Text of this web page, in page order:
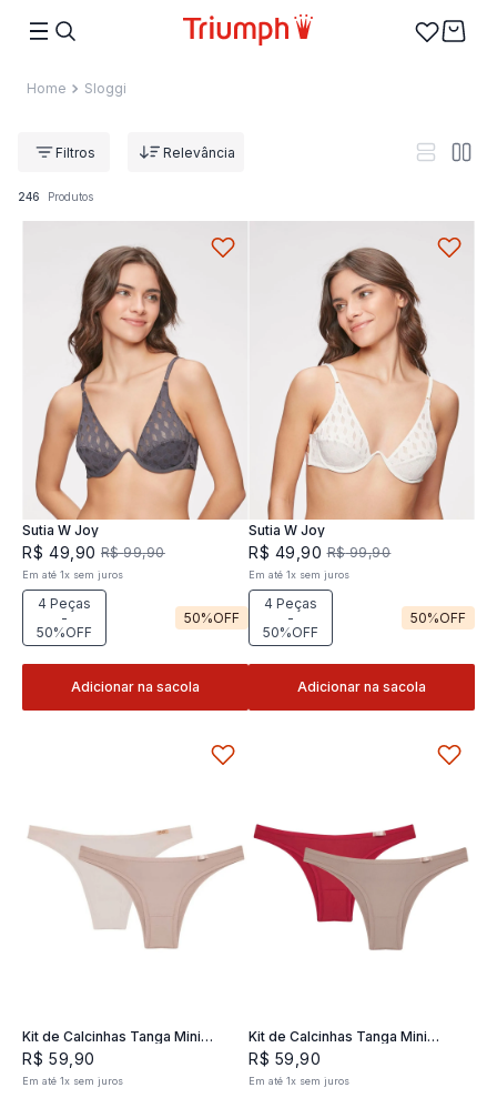
Sloggi
Relevância
246 Produtos
Sutia W Joy
R$ 49 90 R$ 99,90
Em até1x sem juros
4 Peças
-
50%OFF
50%OFF
Adicionar na sacola
Sutia W Joy
R$ 49 ,90 R$ 99,90
Em até 1x sem juros
4 Peças
-
50%OFF
50%OFF
Adicionar na sacola
Kit de Calcinhas Tanga Mini
Classic 02- 2 und
R$ 59 90
Em até1x sem juros
Kit de Calcinhas Tanga Mini
Classic 02- 2 und
R$ 59 ,90
Em até 1x sem juros